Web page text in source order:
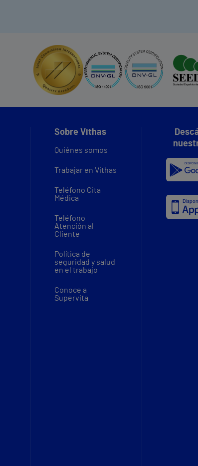
Sobre Vithas
Quiénes somos
Trabajar en Vithas
Teléfono Cita
Médica
Teléfono
Atención al
Cliente
Política de
seguridad y salud
en el trabajo
Conoce a
Supervita